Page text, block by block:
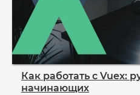
Как работать с Vuex:
начинающих